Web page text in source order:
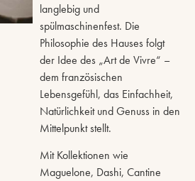
langlebig und
spülmaschinenfest. Die
Philosophie des Hauses folgt
der Idee des „Art de Vivre“ –
dem französischen
Lebensgefühl, das Einfachheit,
Natürlichkeit und Genuss in den
Mittelpunkt stellt.
Mit Kollektionen wie
Maguelone, Dashi, Cantine